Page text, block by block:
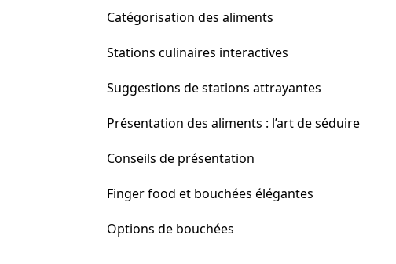
Catégorisation des aliments
Stations culinaires interactives
Suggestions de stations attrayantes
Présentation des aliments : l’art de séduire
Conseils de présentation
Finger food et bouchées élégantes
Options de bouchées